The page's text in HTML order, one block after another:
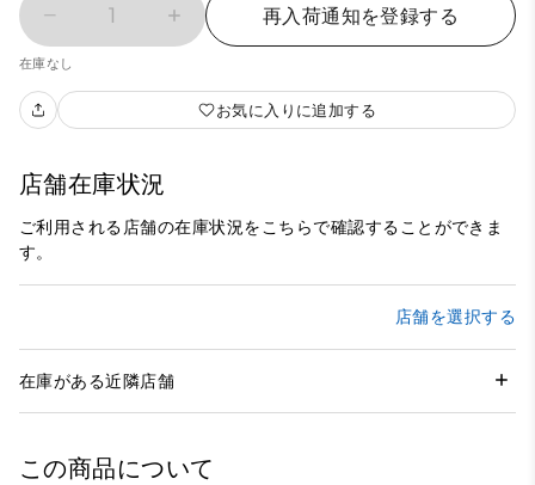
1 再入荷通知を登録する
在庫なし
お気に入りに追加する
店舗在庫状況
ご利用される店舗の在庫状況をこちらで確認することができま
す。
店舗を選択する
在庫がある近隣店舗
この商品について